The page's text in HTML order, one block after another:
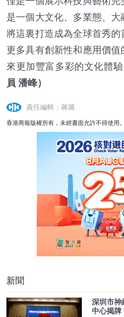
是一個大文化、多業態、
將這裏打造成為全球首秀的
更多具有創新性和應用價
來更加豐富多彩的文化體驗
員 潘峰）
責任編輯：蔣璐
香港商報版權所有，未經書面允許不得使用。
新聞
深圳市神
中心揭牌